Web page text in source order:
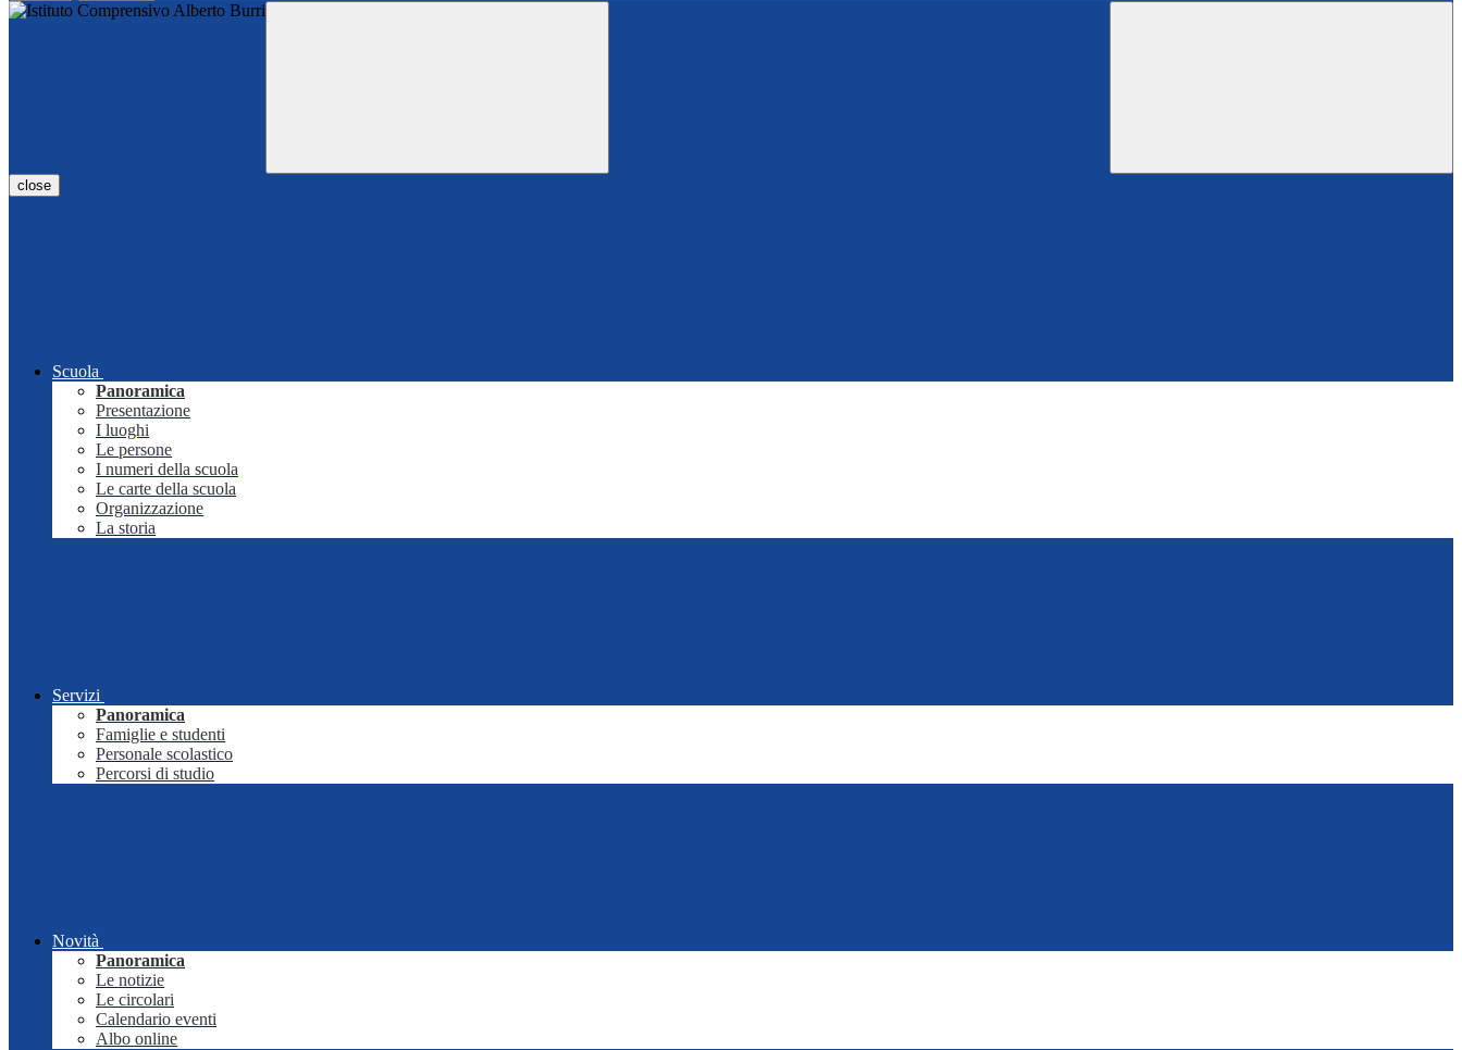
close
Scuola
Panoramica
Presentazione
I luoghi
Le persone
I numeri della scuola
Le carte della scuola
Organizzazione
La storia
Servizi
Panoramica
Famiglie e studenti
Personale scolastico
Percorsi di studio
Novità
Panoramica
Le notizie
Le circolari
Calendario eventi
Albo online